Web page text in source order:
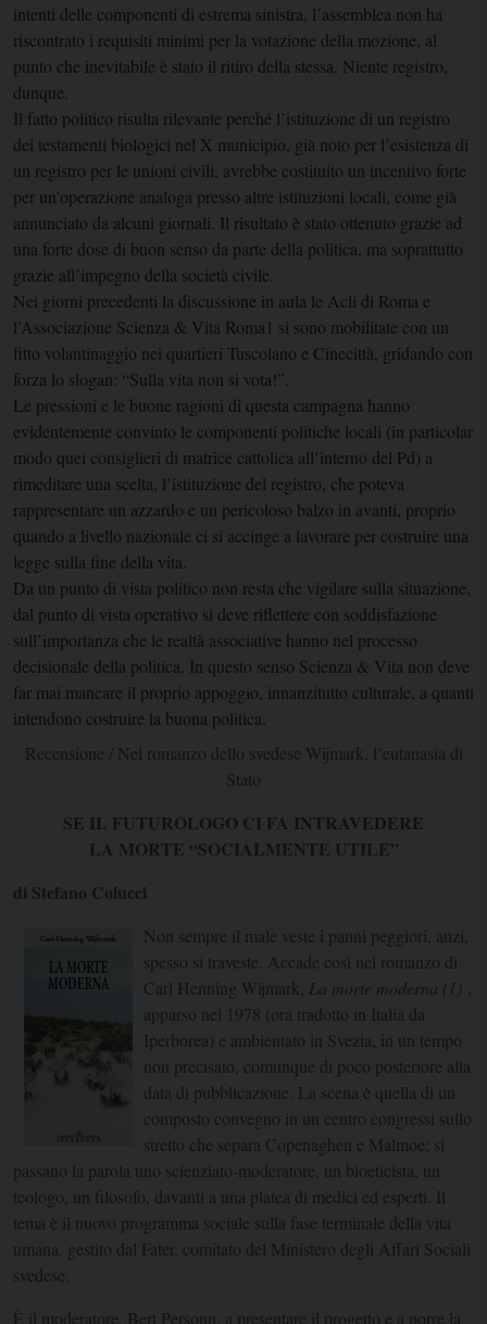
intenti delle componenti di estrema sinistra, l’assemblea non ha
riscontrato i requisiti minimi per la votazione della mozione, al
punto che inevitabile è stato il ritiro della stessa. Niente registro,
dunque.
Il fatto politico risulta rilevante perché l’istituzione di un registro
dei testamenti biologici nel X municipio, già noto per l’esistenza di
un registro per le unioni civili, avrebbe costituito un incentivo forte
per un’operazione analoga presso altre istituzioni locali, come già
annunciato da alcuni giornali. Il risultato è stato ottenuto grazie ad
una forte dose di buon senso da parte della politica, ma soprattutto
grazie all’impegno della società civile.
Nei giorni precedenti la discussione in aula le Acli di Roma e
l’Associazione Scienza & Vita Roma1 si sono mobilitate con un
fitto volantinaggio nei quartieri Tuscolano e Cinecittà, gridando con
forza lo slogan: “Sulla vita non si vota!”.
Le pressioni e le buone ragioni di questa campagna hanno
evidentemente convinto le componenti politiche locali (in particolar
modo quei consiglieri di matrice cattolica all’interno del Pd) a
rimeditare una scelta, l’istituzione del registro, che poteva
rappresentare un azzardo e un pericoloso balzo in avanti, proprio
quando a livello nazionale ci si accinge a lavorare per costruire una
legge sulla fine della vita.
Da un punto di vista politico non resta che vigilare sulla situazione,
dal punto di vista operativo si deve riflettere con soddisfazione
sull’importanza che le realtà associative hanno nel processo
decisionale della politica. In questo senso Scienza & Vita non deve
far mai mancare il proprio appoggio, innanzitutto culturale, a quanti
intendono costruire la buona politica.
Recensione / Nel romanzo dello svedese Wijmark, l’eutanasia di
Stato
SE IL FUTUROLOGO CI FA INTRAVEDERE
LA MORTE “SOCIALMENTE UTILE”
di Stefano Colucci
Non sempre il male veste i panni peggiori, anzi,
spesso si traveste. Accade così nel romanzo di
Carl Henning Wijmark, La morte moderna (1)
apparso nel 1978 (ora tradotto in Italia da
Iperborea) e ambientato in Svezia, in un tempo
non precisato, comunque di poco posteriore alla
data di pubblicazione. La scena è quella di un
composto convegno in un centro congressi sullo
stretto che separa Copenaghen e Malmoe; si
passano la parola uno scienziato-moderatore, un bioeticista, un
teologo, un filosofo, davanti a una platea di medici ed esperti. Il
tema è il nuovo programma sociale sulla fase terminale della vita
umana, gestito dal Fater, comitato del Ministero degli Affari Sociali
svedese.
È il moderatore, Bert Personn, a presentare il progetto e a porre la